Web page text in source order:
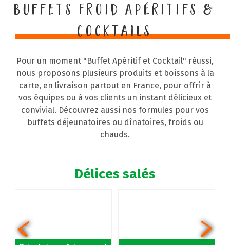
Buffets Froid Apéritifs &
Cocktails
Pour un moment "Buffet Apéritif et Cocktail" réussi,
nous proposons plusieurs produits et boissons à la
carte, en livraison partout en France, pour offrir à
vos équipes ou à vos clients un instant délicieux et
convivial. Découvrez aussi nos formules pour vos
buffets déjeunatoires ou dînatoires, froids ou
chauds.
Délices salés